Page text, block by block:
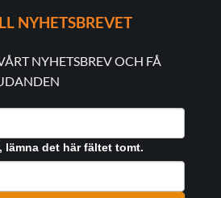
NYHETSBREVET
NYHETSBREV OCH FÅ
lämna det här fältet tomt.